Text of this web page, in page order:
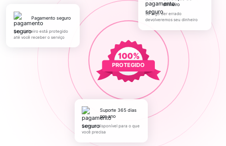
PROTEGIDO
pagamento seguro
Seu dinheiro está protegido
até você receber o serviço
dinheiro
Se algo der errado
devolveremos seu dinheiro
Suporte 365 dias
por ano
Sempre disponível para o que
você precisa